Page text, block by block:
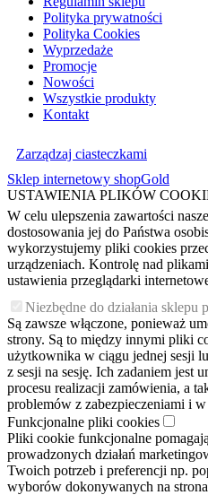
Polityka prywatności
Polityka Cookies
Wyprzedaże
Promocje
Nowości
Wszystkie produkty
Kontakt
Zarządzaj ciasteczkami
Sklep internetowy shopGold
USTAWIENIA PLIKÓW
W celu ulepszenia zawartości
dostosowania jej do Państwa
wykorzystujemy pliki cookies
urządzeniach. Kontrolę nad
ustawienia przeglądarki
Niezbędne do działania sklepu
Są zawsze włączone, ponieważ
strony. Są to między innymi pliki
użytkownika w ciągu jednej sesji
z sesji na sesję. Ich zadaniem jest
procesu realizacji zamówienia, a
problemów z zabezpieczeniami i
Funkcjonalne pliki cookies
Pliki cookie funkcjonalne
prowadzonych działań
Twoich potrzeb i preferencji np.
wyborów dokonywanych na